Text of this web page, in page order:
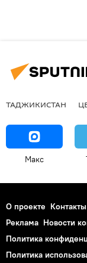
ТАДЖИКИСТАН
Макс
О проекте Контакты
Реклама Новости
Политика
Политика